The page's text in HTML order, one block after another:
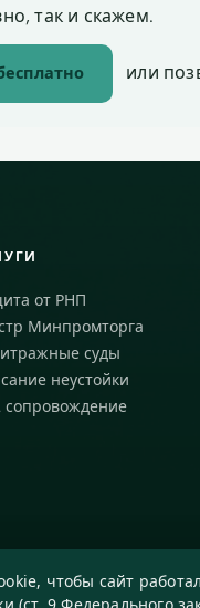
так и скажем.
или
от РНП
Минпромторга
суды
неустойки
чтобы сайт